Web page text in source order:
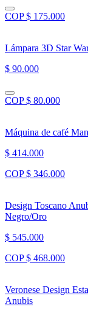
COP $ 175.000
Lámpara 3D Star
$ 90.000
COP $ 80.000
Máquina de café
$ 414.000
COP $ 346.000
Design Toscano
Negro/Oro
$ 545.000
COP $ 468.000
Veronese Design
Anubis